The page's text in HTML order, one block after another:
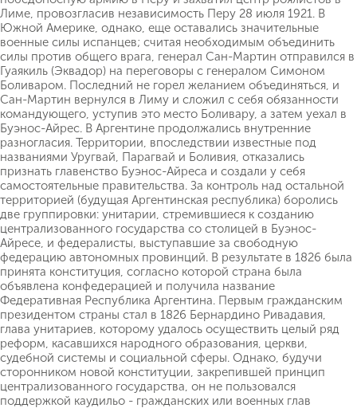
Лиме, провозгласив независимость Перу 28 июля 1921. В
Южной Америке, однако, еще оставались значительные
военные силы испанцев; считая необходимым объединить
силы против общего врага, генерал Сан-Мартин отправился в
Гуаякиль (Эквадор) на переговоры с генералом Симоном
Боливаром. Последний не горел желанием объединяться, и
Сан-Мартин вернулся в Лиму и сложил с себя обязанности
командующего, уступив это место Боливару, а затем уехал в
Буэнос-Айрес. В Аргентине продолжались внутренние
разногласия. Территории, впоследствии известные под
названиями Уругвай, Парагвай и Боливия, отказались
признать главенство Буэнос-Айреса и создали у себя
самостоятельные правительства. За контроль над остальной
территорией (будущая Аргентинская республика) боролись
две группировки: унитарии, стремившиеся к созданию
централизованного государства со столицей в Буэнос-
Айресе, и федералисты, выступавшие за свободную
федерацию автономных провинций. В результате в 1826 была
принята конституция, согласно которой страна была
объявлена конфедерацией и получила название
Федеративная Республика Аргентина. Первым гражданским
президентом страны стал в 1826 Бернардино Ривадавия,
глава унитариев, которому удалось осуществить целый ряд
реформ, касавшихся народного образования, церкви,
судебной системы и социальной сферы. Однако, будучи
сторонником новой конституции, закрепившей принцип
централизованного государства, он не пользовался
поддержкой каудильо - гражданских или военных глав